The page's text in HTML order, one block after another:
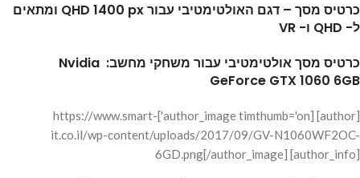
כרטיס מסך – דגם האולטימטיבי עבור QHD 1400 px ומתאים
ל- QHD ו- VR
כרטיס מסך אולטימטיבי עבור משחקי מחשב: Nvidia
GeForce GTX 1060 6GB
[author] [author_image timthumb='on']https://www.smart-
it.co.il/wp-content/uploads/2017/09/GV-N1060WF2OC-
6GD.png[/author_image] [author_info]